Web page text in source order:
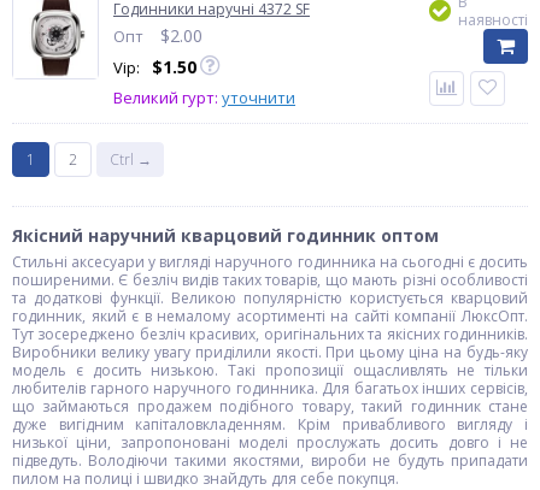
Годинники наручні 4372 SF
Опт $2.00
Vip: $1.50
Великий гурт: уточнити
наявності
1 2 Ctrl →
Якісний наручний кварцовий годинник оптом
Стильні аксесуари у вигляді наручного годинника на сьогодні є досить
поширеними. Є безліч видів таких товарів, що мають різні особливості
та додаткові функції. Великою популярністю користується кварцовий
годинник, який є в немалому асортименті на сайті компанії ЛюксОпт.
Тут зосереджено безліч красивих, оригінальних та якісних годинників.
Виробники велику увагу приділили якості. При цьому ціна на будь-яку
модель є досить низькою. Такі пропозиції ощасливлять не тільки
любителів гарного наручного годинника. Для багатьох інших сервісів,
що займаються продажем подібного товару, такий годинник стане
дуже вигідним капіталовкладенням. Крім привабливого вигляду і
низької ціни, запропоновані моделі прослужать досить довго і не
підведуть. Володіючи такими якостями, вироби не будуть припадати
пилом на полиці і швидко знайдуть для себе покупця.